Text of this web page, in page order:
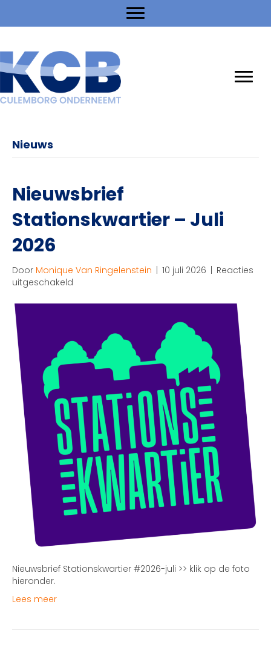
Nieuws
Nieuwsbrief
Stationskwartier – Juli
2026
Door Monique Van Ringelenstein | 10 juli 2026 | Reacties
uitgeschakeld
Stationskwartier
2026
Nieuwsbrief Stationskwartier #2026-juli >> klik op de foto
hieronder.
Lees meer